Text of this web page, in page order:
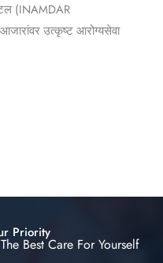
(INAMDAR
उत्कृष्ट आरोग्यसेवा
Priority
Best Care For Yourself